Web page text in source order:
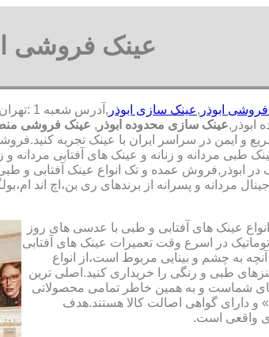
عینک فروشی
ابوذر ,عینک سازی ابوذر
عینک سازی محدوده ابوذر , عینک فروشی
و ایمن در سراسر ایران با عینک تجربه
طبی مردانه و زنانه و عینک های آفتابی
در ابوذر,فروش عمده و تک انواع عینک آفتابی و
مردانه و پسرانه از برندهای ری بن،اچ اند
انواع عینک های آفتابی و طبی با عدسی های روز
اتوماتیک در اسرع وقت تعمیرات عینک های آفتابی
به چشم و بینایی مربوط است،از انواع
طبی و رنگی را خریداری کنید.اصلی ترین
شماست و به همین خاطر تمامی محصولاتی
دارای گواهی اصالت کالا هستند.هدف
واقعی است.